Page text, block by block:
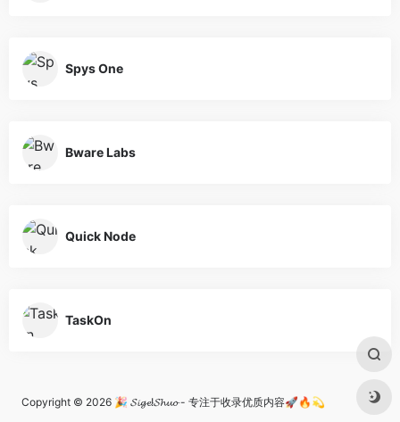
Spys One
Bware Labs
Quick Node
TaskOn
Copyright © 2026 🎉 𝓢𝓲𝓰𝓮!𝓢𝓱𝓾𝓸 - 专注于收录优质内容🚀🔥💫